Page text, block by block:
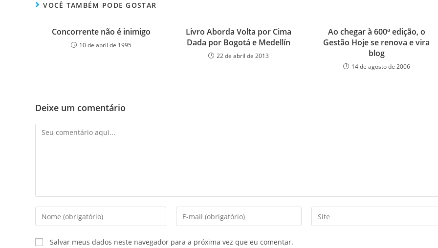
VOCÊ TAMBÉM PODE GOSTAR
Concorrente não é inimigo
10 de abril de 1995
Livro Aborda Volta por Cima
Dada por Bogotá e Medellín
22 de abril de 2013
Ao chegar à 600ª edição, o
Gestão Hoje se renova e vira
blog
14 de agosto de 2006
Deixe um comentário
Salvar meus dados neste navegador para a próxima vez que eu comentar.